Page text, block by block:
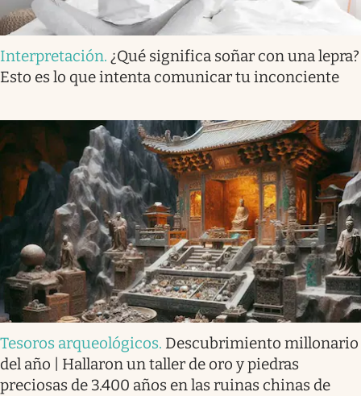
Interpretación. ¿Qué significa soñar con una lepra?
Esto es lo que intenta comunicar tu inconciente
Tesoros arqueológicos. Descubrimiento millonario
del año | Hallaron un taller de oro y piedras
preciosas de 3.400 años en las ruinas chinas de